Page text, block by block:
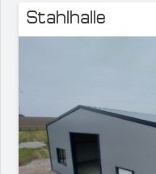
Stahlhalle